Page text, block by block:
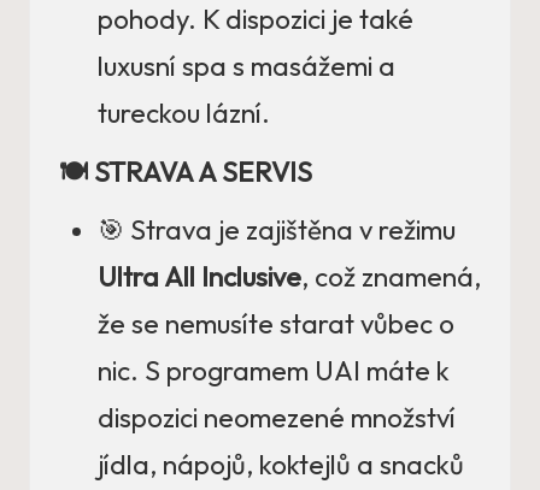
pohody. K dispozici je také
luxusní spa s masážemi a
tureckou lázní.
🍽️ STRAVA A SERVIS
🎯 Strava je zajištěna v režimu
Ultra All Inclusive, což znamená,
že se nemusíte starat vůbec o
nic. S programem UAI máte k
dispozici neomezené množství
jídla, nápojů, koktejlů a snacků